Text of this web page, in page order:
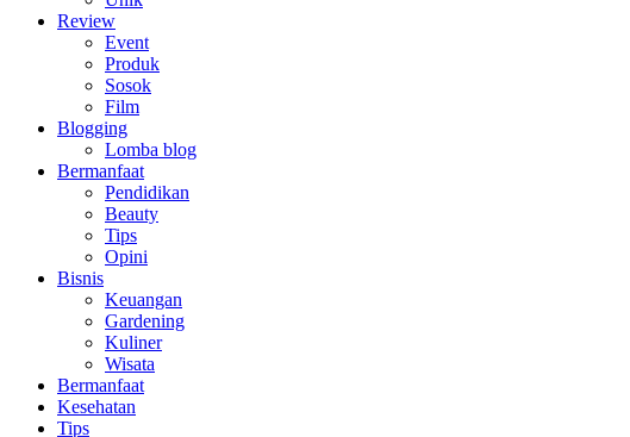
Review
Event
Produk
Sosok
Film
Blogging
Lomba blog
Bermanfaat
Pendidikan
Beauty
Tips
Opini
Bisnis
Keuangan
Gardening
Kuliner
Wisata
Bermanfaat
Kesehatan
Tips